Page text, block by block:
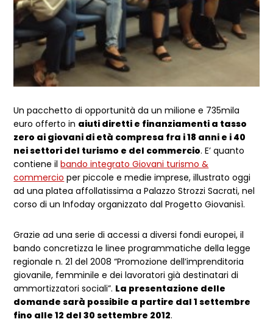
Un pacchetto di opportunità da un milione e 735mila
euro offerto in aiuti diretti e finanziamenti a tasso
zero ai giovani di età compresa fra i 18 anni e i 40
nei settori del turismo e del commercio. E’ quanto
contiene ilbando integrato Giovani turismo &
commercio per piccole e medie imprese, illustrato oggi
ad una platea affollatissima a Palazzo Strozzi Sacrati, nel
corso di un Infoday organizzato dal Progetto Giovanisì.
Grazie ad una serie di accessi a diversi fondi europei, il
bando concretizza le linee programmatiche della legge
regionale n. 21 del 2008 “Promozione dell’imprenditoria
giovanile, femminile e dei lavoratori già destinatari di
ammortizzatori sociali”. La presentazione delle
domande sarà possibile a partire dal 1 settembre
fino alle 12 del 30 settembre 2012.